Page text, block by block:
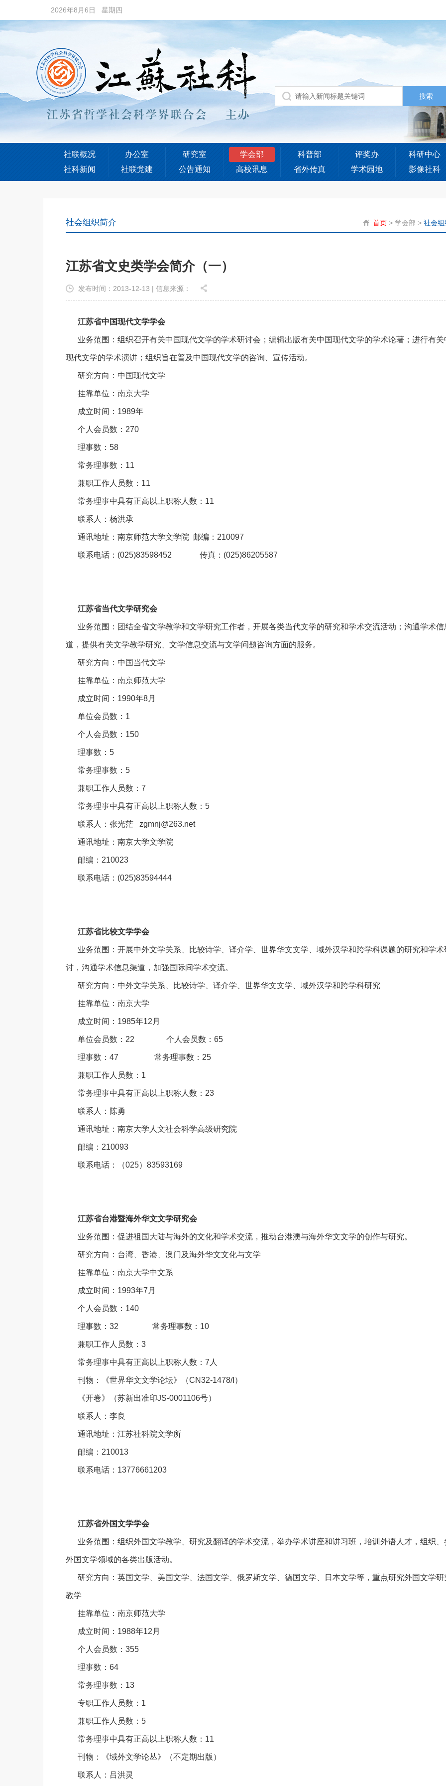
2026年8月6日 星期四
社联概况 办公室 研究室 学会部 科普部 评奖办
科研中心
社科新闻
社联党建 公告通知 高校讯息 省外传真 学术园地 影像社科
社会组织简介 首页> 学会部 > 社会组
江苏省文史类学会简介（一）
发布时间：2013-12-13 | 信息来源：
江苏省中国现代文学学会
业务范围：组织召开有关中国现代文学的学术研讨会；编辑出版有关中国现代文学的学术论著；进行有关
现代文学的学术演讲；组织旨在普及中国现代文学的咨询、宣传活动。
研究方向：中国现代文学
挂靠单位：南京大学
成立时间：1989年
个人会员数：270
理事数：58
常务理事数：11
兼职工作人员数：11
常务理事中具有正高以上职称人数：11
联系人：杨洪承
通讯地址：南京师范大学文学院 邮编：210097
联系电话：(025)83598452 传真：(025)86205587
江苏省当代文学研究会
业务范围：团结全省文学教学和文学研究工作者，开展各类当代文学的研究和学术交流活动；沟通学术信
道，提供有关文学教学研究、文学信息交流与文学问题咨询方面的服务。
研究方向：中国当代文学
挂靠单位：南京师范大学
成立时间：1990年8月
单位会员数：1
个人会员数：150
理事数：5
常务理事数：5
兼职工作人员数：7
常务理事中具有正高以上职称人数：5
联系人：张光茫 zgmnj@263.net
通讯地址：南京大学文学院
邮编：210023
联系电话：(025)83594444
江苏省比较文学学会
业务范围：开展中外文学关系、比较诗学、译介学、世界华文文学、域外汉学和跨学科课题的研究和学术
讨，沟通学术信息渠道，加强国际间学术交流。
研究方向：中外文学关系、比较诗学、译介学、世界华文文学、域外汉学和跨学科研究
挂靠单位：南京大学
成立时间：1985年12月
单位会员数：22 个人会员数：65
理事数：47 常务理事数：25
兼职工作人员数：1
常务理事中具有正高以上职称人数：23
联系人：陈勇
通讯地址：南京大学人文社会科学高级研究院
邮编：210093
联系电话：（025）83593169
江苏省台港暨海外华文文学研究会
业务范围：促进祖国大陆与海外的文化和学术交流，推动台港澳与海外华文文学的创作与研究。
研究方向：台湾、香港、澳门及海外华文文化与文学
挂靠单位：南京大学中文系
成立时间：1993年7月
个人会员数：140
理事数：32 常务理事数：10
兼职工作人员数：3
常务理事中具有正高以上职称人数：7人
刊物：《世界华文文学论坛》（CN32-1478/I）
《开卷》（苏新出准印JS-0001106号）
联系人：李良
通讯地址：江苏社科院文学所
邮编：210013
联系电话：13776661203
江苏省外国文学学会
业务范围：组织外国文学教学、研究及翻译的学术交流，举办学术讲座和讲习班，培训外语人才，组织、
外国文学领域的各类出版活动。
研究方向：英国文学、美国文学、法国文学、俄罗斯文学、德国文学、日本文学等，重点研究外国文学研
教学
挂靠单位：南京师范大学
成立时间：1988年12月
个人会员数：355
理事数：64
常务理事数：13
专职工作人员数：1
兼职工作人员数：5
常务理事中具有正高以上职称人数：11
刊物：《域外文学论丛》（不定期出版）
联系人：吕洪灵